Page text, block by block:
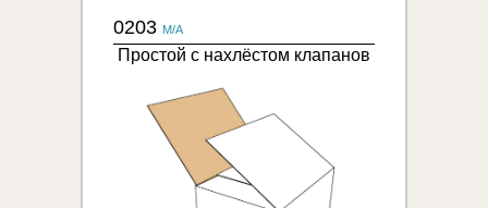
0203 M/A
Простой с нахлёстом клапанов